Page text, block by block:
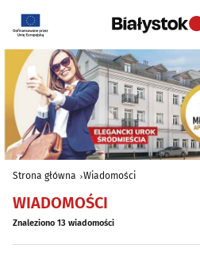
Strona główna Wiadomości
WIADOMOŚCI
Znaleziono 13 wiadomości